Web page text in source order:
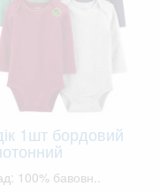
1шт бордовий
100% бавовн..